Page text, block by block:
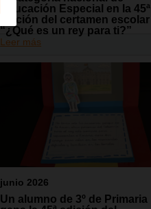
Educación Especial en la 45ª
edición del certamen escolar
“¿Qué es un rey para ti?”
Leer más
junio 2026
Un alumno de 3º de Primaria